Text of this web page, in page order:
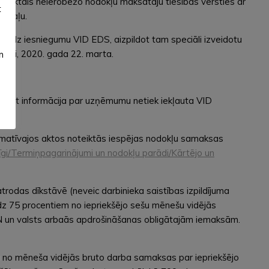
iesniegumu VID EDS, aizpildot tam speciāli izveidotu
2020. gada 22. marta.
informācija par uzņēmumu netiek iekļauta VID
aktos noteiktās iespējas nodokļu samaksas
Termiņpagarinājumi un nodokļu parādi/Kārtējo un
dīkstāvē (neveic darbinieka saistības izpildījuma
procentiem no iepriekšējo sešu mēnešu vidējās
valsts arbaās apdrošināšanas obligātajām iemaksām.
mēneša vidējās bruto darba samaksas par iepriekšējo